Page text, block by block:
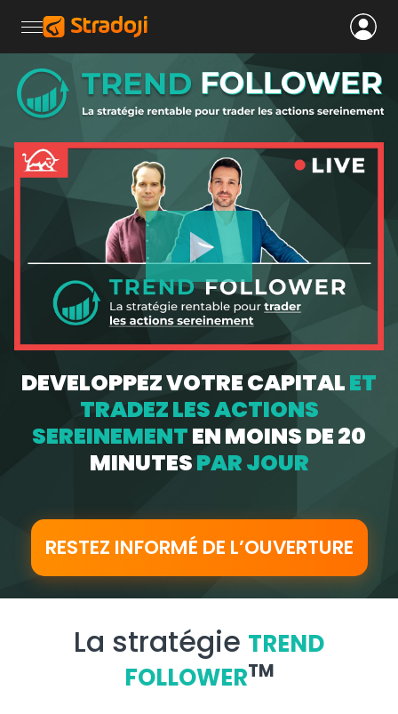
Play
Video
DEVELOPPEZ VOTRE CAPITALET
TRADEZ LES ACTIONS
SEREINEMENTEN MOINS DE 20
MINUTESPAR JOUR
RESTEZ INFORMÉ DE L’OUVERTURE
La stratégie TREND
FOLLOWERTM